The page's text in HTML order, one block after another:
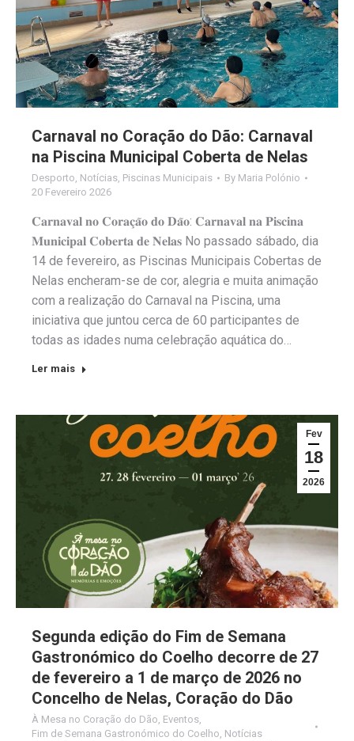
Carnaval no Coração do Dão: Carnaval
na Piscina Municipal Coberta de Nelas
Desporto Notícias Piscinas Municipais By Maria Polónio
20 Fevereiro 2026
𝐂𝐚𝐫𝐧𝐚𝐯𝐚𝐥 𝐧𝐨 𝐂𝐨𝐫𝐚𝐜̧𝐚̃𝐨 𝐝𝐨 𝐃𝐚̃𝐨: 𝐂𝐚𝐫𝐧𝐚𝐯𝐚𝐥 𝐧𝐚 𝐏𝐢𝐬𝐜𝐢𝐧𝐚
𝐌𝐮𝐧𝐢𝐜𝐢𝐩𝐚𝐥 𝐂𝐨𝐛𝐞𝐫𝐭𝐚 𝐝𝐞 𝐍𝐞𝐥𝐚𝐬 No passado sábado, dia
14 de fevereiro, as Piscinas Municipais Cobertas de
Nelas encheram-se de cor, alegria e muita animação
com a realização do Carnaval na Piscina, uma
iniciativa que juntou cerca de 60 participantes de
todas as idades numa celebração aquática do…
Ler mais
Fev
18
2026
Segunda edição do Fim de Semana
Gastronómico do Coelho decorre de 27
de fevereiro a 1 de março de 2026 no
Concelho de Nelas, Coração do Dão
À Mesa no Coração do Dão, Eventos,
Fim de Semana Gastronómico do Coelho, Notícias